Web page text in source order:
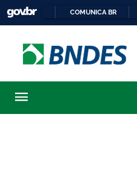
COMUNICA BR